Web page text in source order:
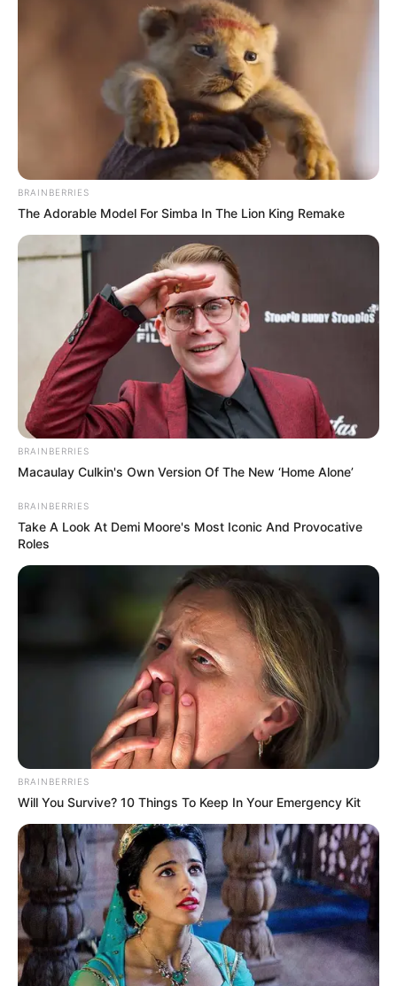
BRAINBERRIES
The Adorable Model For Simba In The Lion King Remake
BRAINBERRIES
Macaulay Culkin's Own Version Of The New ‘Home Alone’
BRAINBERRIES
Take A Look At Demi Moore's Most Iconic And Provocative
Roles
BRAINBERRIES
Will You Survive? 10 Things To Keep In Your Emergency Kit